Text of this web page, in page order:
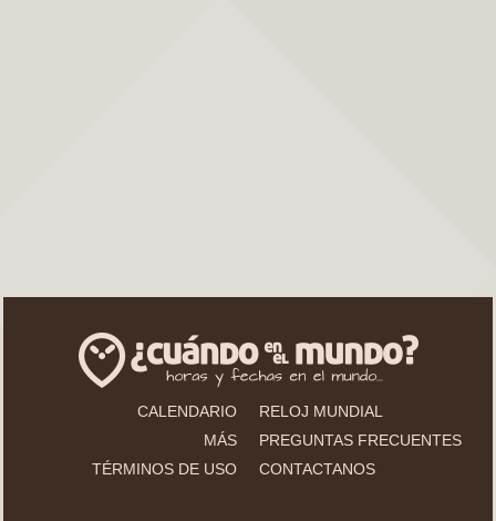
CALENDARIO
RELOJ MUNDIAL
MÁS
PREGUNTAS FRECUENTES
TÉRMINOS DE USO
CONTACTANOS